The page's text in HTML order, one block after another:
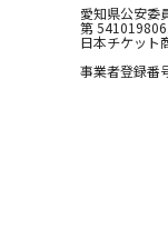
愛知県公安委
第
日本チケット
事業者登録番